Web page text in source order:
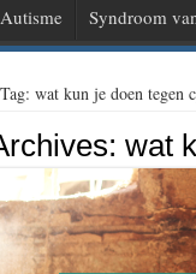
Autisme Syndroom
Tag: wat kun je doen tegen
wat